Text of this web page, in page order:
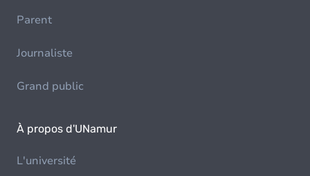
Parent
Journaliste
Grand public
À propos d'UNamur
L'université